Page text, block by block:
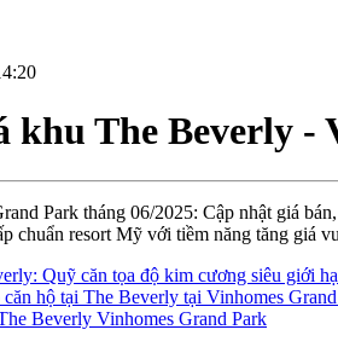
khu The Beverly -
Park tháng 06/2025: Cập nhật giá
chuẩn resort Mỹ với tiềm năng tăng
Quỹ căn tọa độ kim cương siêu giới
căn hộ tại The Beverly tại Vinhomes
Beverly Vinhomes Grand Park